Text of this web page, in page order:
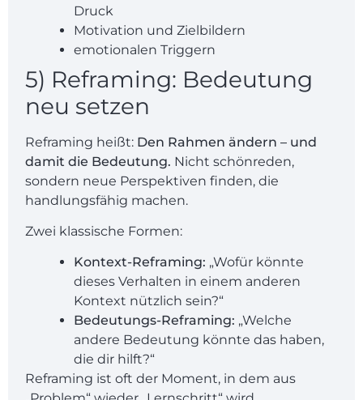
Druck
Motivation und Zielbildern
emotionalen Triggern
5) Reframing: Bedeutung
neu setzen
Reframing heißt: Den Rahmen ändern – und
damit die Bedeutung. Nicht schönreden,
sondern neue Perspektiven finden, die
handlungsfähig machen.
Zwei klassische Formen:
Kontext-Reframing: „Wofür könnte
dieses Verhalten in einem anderen
Kontext nützlich sein?“
Bedeutungs-Reframing: „Welche
andere Bedeutung könnte das haben,
die dir hilft?“
Reframing ist oft der Moment, in dem aus